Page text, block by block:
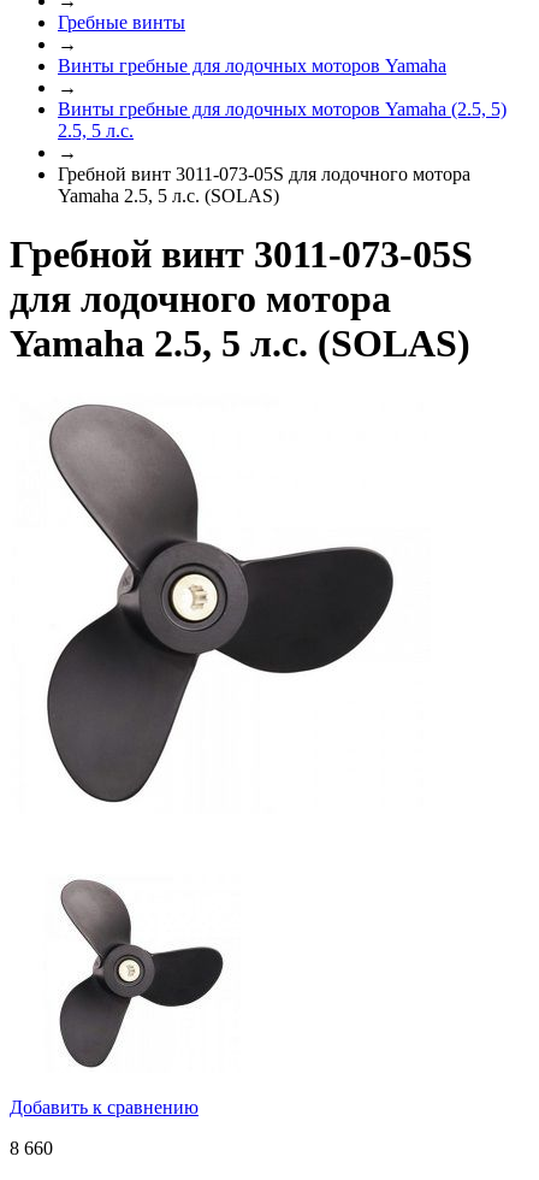
Гребные винты
→
Винты гребные для лодочных моторов Yamaha
→
Винты гребные для лодочных моторов Yamaha (2.5, 5)
2.5, 5 л.с.
→
Гребной винт 3011-073-05S для лодочного мотора
Yamaha 2.5, 5 л.с. (SOLAS)
Гребной винт 3011-073-05S
для лодочного мотора
Yamaha 2.5, 5 л.с. (SOLAS)
Добавить к сравнению
8 660